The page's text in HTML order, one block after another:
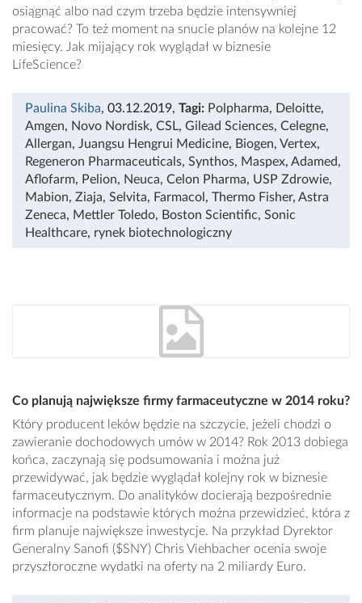
osiągnąć albo nad czym trzeba będzie intensywniej
pracować? To też moment na snucie planów na kolejne 12
miesięcy. Jak mijający rok wyglądał w biznesie
LifeScience?
Paulina Skiba, 03.12.2019, Tagi: Polpharma, Deloitte,
Amgen, Novo Nordisk, CSL, Gilead Sciences, Celegne,
Allergan, Juangsu Hengrui Medicine, Biogen, Vertex,
Regeneron Pharmaceuticals, Synthos, Maspex, Adamed,
Aflofarm, Pelion, Neuca, Celon Pharma, USP Zdrowie,
Mabion, Ziaja, Selvita, Farmacol , Thermo Fisher, Astra
Zeneca, Mettler Toledo, Boston Scientific, Sonic
Healthcare, rynek biotechnologiczny
Co planują największe firmy farmaceutyczne w 2014 roku?
Który producent leków będzie na szczycie, jeżeli chodzi o
zawieranie dochodowych umów w 2014? Rok 2013 dobiega
końca, zaczynają się podsumowania i można już
przewidywać, jak będzie wyglądał kolejny rok w biznesie
farmaceutycznym. Do analityków docierają bezpośrednie
informacje na podstawie których można przewidzieć, która z
firm planuje największe inwestycje. Na przykład Dyrektor
Generalny Sanofi ($SNY) Chris Viehbacher ocenia swoje
przyszłoroczne wydatki na oferty na 2 miliardy Euro.